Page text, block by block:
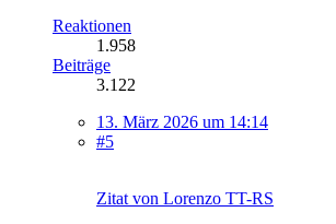
Reaktionen
1.958
Beiträge
3.122
13. März 2026 um 14:14
#5
Zitat von Lorenzo TT-RS